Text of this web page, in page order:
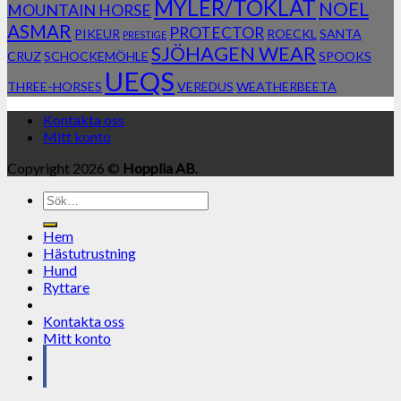
MOUNTAIN HORSE MYLER/TOKLAT NOEL
ASMAR PIKEUR PRESTIGE PROTECTOR ROECKL SANTA
CRUZSCHOCKEMÖHLE SJÖHAGEN WEAR SPOOKS
THREE-HORSES UEQS VEREDUS WEATHERBEETA
Kontakta oss
Mitt konto
Copyright 2026 © Hopplia AB.
Sök
efter:
Hem
Hästutrustning
Hund
Ryttare
Kontakta oss
Mitt konto